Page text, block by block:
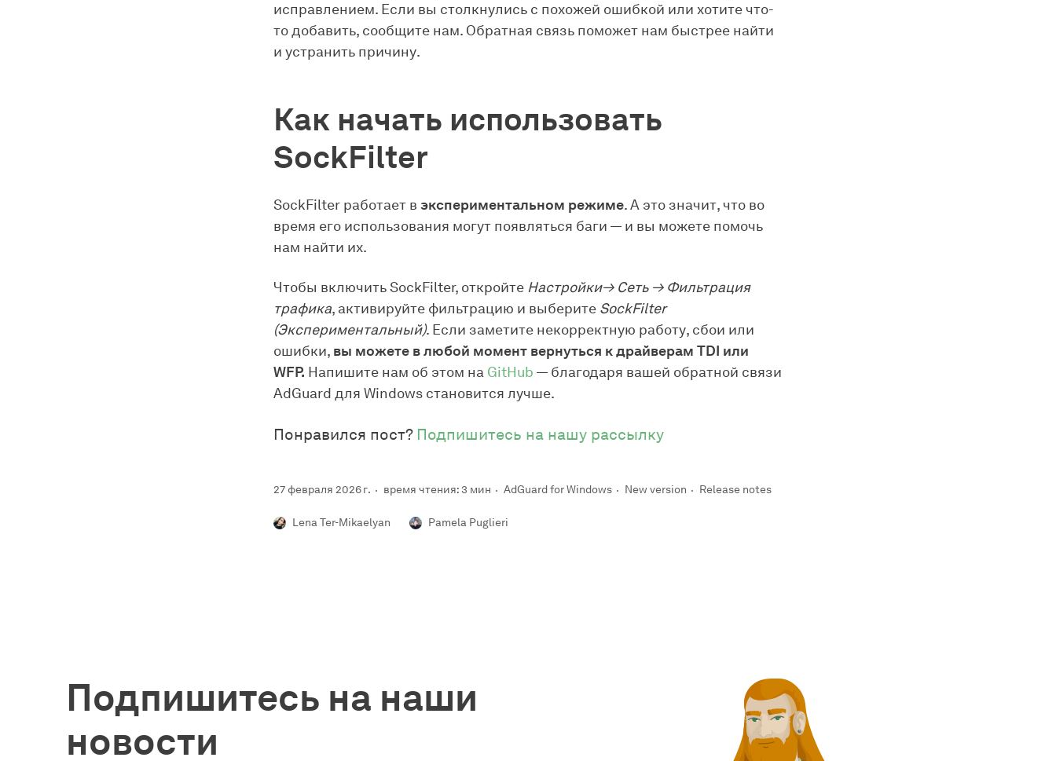
исправлением. Если вы столкнулись с похожей ошибкой или хотите что-
то добавить, сообщите нам. Обратная связь поможет нам быстрее найти
и устранить причину.
Как начать использовать
SockFilter
SockFilter работает в экспериментальном режиме. А это значит, что во
время его использования могут появляться баги — и вы можете помочь
нам найти их.
Чтобы включить SockFilter, откройте Настройки→ Сеть → Фильтрация
трафика, активируйте фильтрацию и выберите SockFilter
(Экспериментальный). Если заметите некорректную работу, сбои или
ошибки, вы можете в любой момент вернуться к драйверам TDI или
WFP. Напишите нам об этом на GitHub — благодаря вашей обратной связи
AdGuard для Windows становится лучше.
Понравился пост? Подпишитесь на нашу рассылку
27 февраля 2026 г. время чтения: 3 мин AdGuard for Windows New version Release notes
Lena Ter-Mikaelyan Pamela Puglieri
Подпишитесь на наши
новости